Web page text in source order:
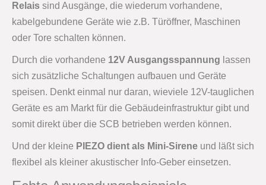
Relais sind Ausgänge, die wiederum vorhandene,
kabelgebundene Geräte wie z.B. Türöffner, Maschinen
oder Tore schalten können.
Durch die vorhandene 12V Ausgangsspannung lassen
sich zusätzliche Schaltungen aufbauen und Geräte
speisen. Denkt einmal nur daran, wieviele 12V-tauglichen
Geräte es am Markt für die Gebäudeinfrastruktur gibt und
somit direkt über die SCB betrieben werden können.
Und der kleine PIEZO dient als Mini-Sirene und läßt sich
flexibel als kleiner akustischer Info-Geber einsetzen.